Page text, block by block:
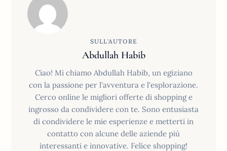
SULL'AUTORE
Abdullah Habib
Ciao! Mi chiamo Abdullah Habib, un egiziano
con la passione per l'avventura e l'esplorazione.
Cerco online le migliori offerte di shopping e
ingrosso da condividere con te. Sono entusiasta
di condividere le mie esperienze e metterti in
contatto con alcune delle aziende più
interessanti e innovative. Felice shopping!